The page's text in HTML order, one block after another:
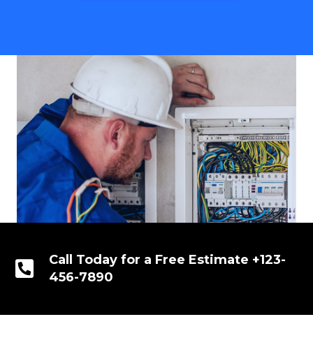
Call Today for a Free Estimate +123-
456-7890